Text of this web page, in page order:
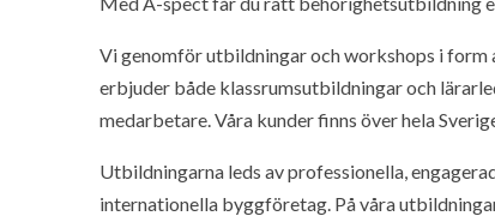
Vi genomför utbildningar och workshops i form
erbjuder både klassrumsutbildningar och
medarbetare. Våra kunder finns över hela
Utbildningarna leds av professionella,
internationella byggföretag. På våra